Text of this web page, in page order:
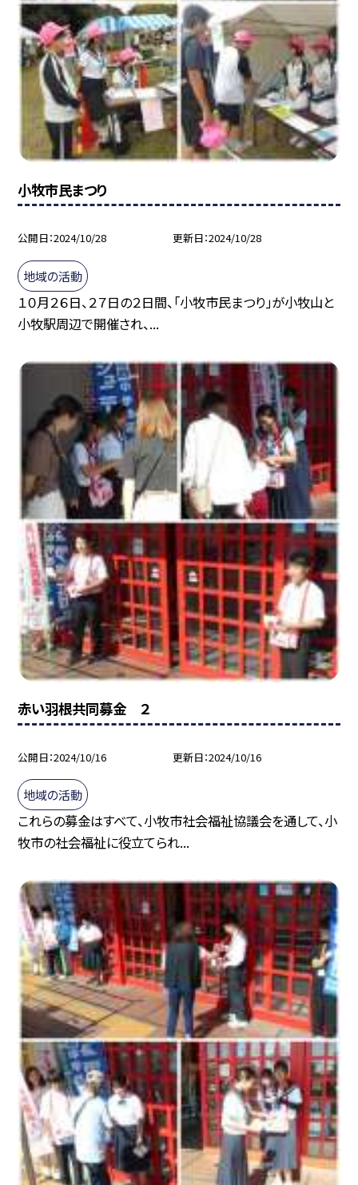
小牧市民まつり
公開日 2024/10/28 更新日 2024/10/28
地域の活動
１０月２６日、２７日の２日間、「小牧市民まつり」が小牧山と
小牧駅周辺で開催され、...
赤い羽根共同募金 ２
公開日 2024/10/16 更新日 2024/10/16
地域の活動
これらの募金はすべて、小牧市社会福祉協議会を通して、小
牧市の社会福祉に役立てられ...